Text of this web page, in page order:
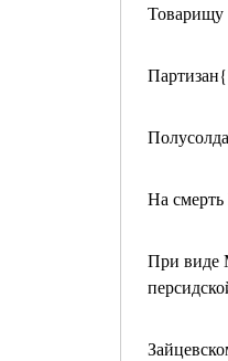
Товарищу
На
При виде